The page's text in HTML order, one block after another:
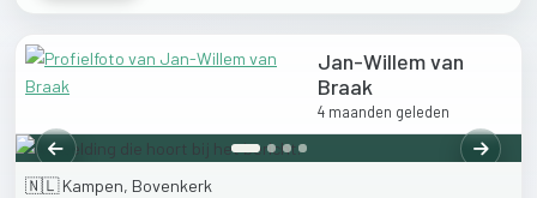
Jan-Willem van
Braak
4 maanden geleden
Vorige
🇳🇱Kampen, Bovenkerk